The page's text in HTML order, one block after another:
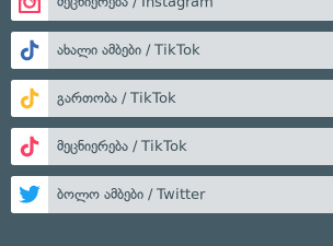
ახალი ამბები / TikTok
გართობა / TikTok
მეცნიერება / TikTok
ბოლო ამბები / Twitter